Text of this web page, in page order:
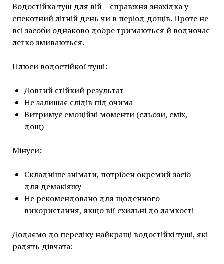
Водостійка туш для вій – справжня знахідка у
спекотний літній день чи в період дощів. Проте не
всі засоби однаково добре тримаються й водночас
легко змиваються.
Плюси водостійкої туші:
Довгий стійкий результат
Не залишає слідів під очима
Витримує емоційні моменти (сльози, сміх,
дощ)
Мінуси:
Складніше знімати, потрібен окремий засіб
для демакіяжу
Не рекомендовано для щоденного
використання, якщо вії схильні до ламкості
Додаємо до переліку найкращі водостійкі туші, які
радять дівчата: